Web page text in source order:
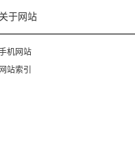
关于网站
机网站
网站索引